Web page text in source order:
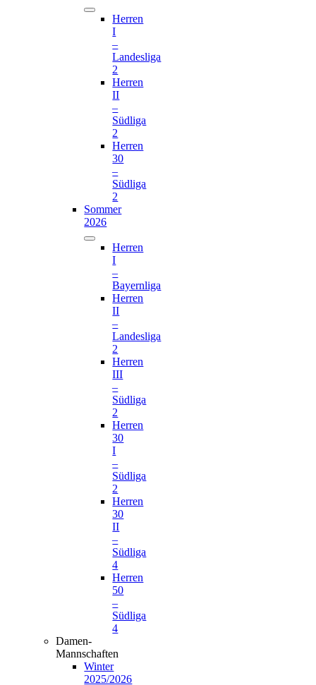
Herren
I
–
Landesliga
2
Herren
II
–
Südliga
2
Herren
30
–
Südliga
2
Sommer
2026
Herren
I
–
Bayernliga
Herren
II
–
Landesliga
2
Herren
III
–
Südliga
2
Herren
30
I
–
Südliga
2
Herren
30
II
–
Südliga
4
Herren
50
–
Südliga
4
Damen-
Mannschaften
Winter
2025/2026